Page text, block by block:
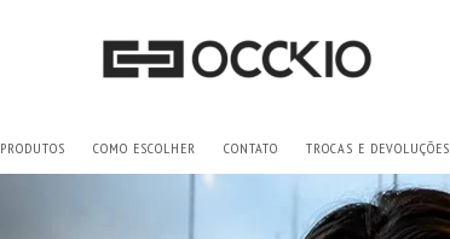
PRODUTOS COMO ESCOLHER CONTATO TROCAS E DEVOLUÇÕES